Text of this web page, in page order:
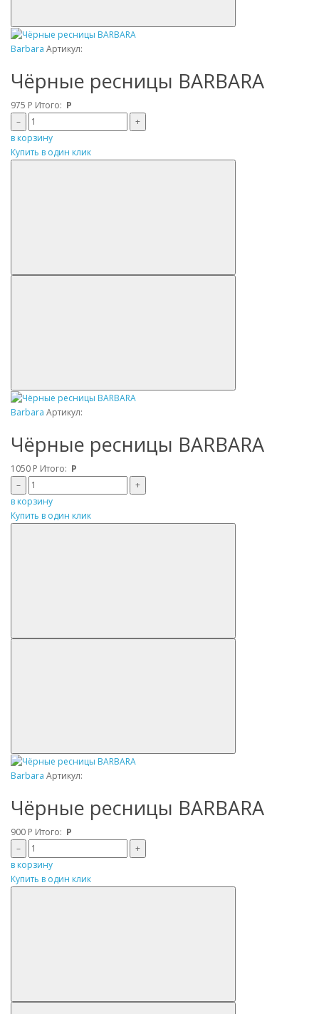
Barbara Артикул:
Чёрные ресницы BARBARA
975 Р Итого: Р
–
+
в корзину
Купить в один клик
Barbara Артикул:
Чёрные ресницы BARBARA
1050 Р Итого: Р
–
+
в корзину
Купить в один клик
Barbara Артикул:
Чёрные ресницы BARBARA
900 Р Итого: Р
–
+
в корзину
Купить в один клик